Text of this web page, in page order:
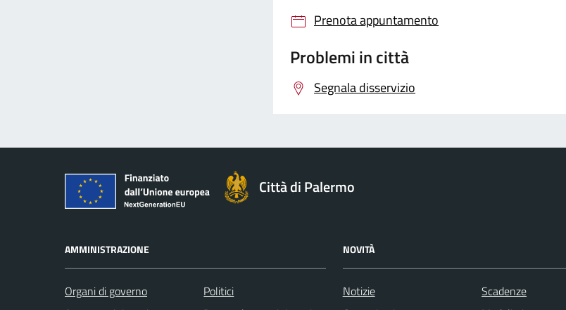
Prenota appuntamento
Problemi in città
Segnala disservizio
Città di Palermo
AMMINISTRAZIONE
Organi di governo
Politici
NOVITÀ
Notizie
Scadenze